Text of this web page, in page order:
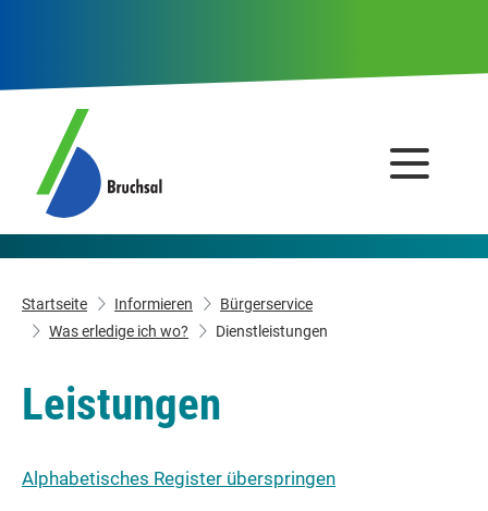
Startseite Informieren
Bürgerservice
Was erledige ich wo?
Dienstleistungen
Leistungen
Alphabetisches Register überspringen